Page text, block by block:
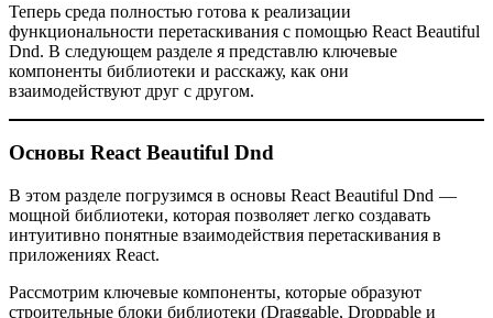
Теперь среда полностью готова к реализации
функциональности перетаскивания с помощью React Beautiful
Dnd. В следующем разделе я представлю ключевые
компоненты библиотеки и расскажу, как они
взаимодействуют друг с другом.
Основы React Beautiful Dnd
В этом разделе погрузимся в основы React Beautiful Dnd —
мощной библиотеки, которая позволяет легко создавать
интуитивно понятные взаимодействия перетаскивания в
приложениях React.
Рассмотрим ключевые компоненты, которые образуют
строительные блоки библиотеки (Draggable, Droppable и